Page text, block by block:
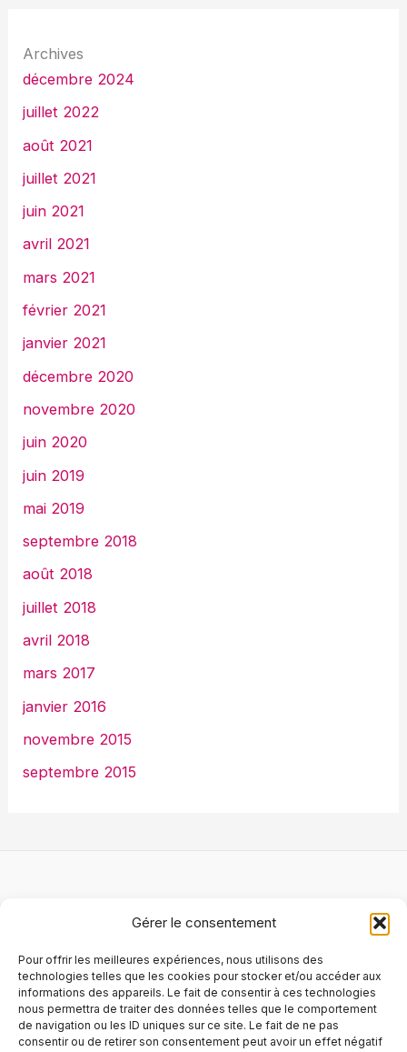
Gérer le consentement
Pour offrir les meilleures expériences, nous utilisons des
technologies telles que les cookies pour stocker et/ou accéder aux
informations des appareils. Le fait de consentir à ces technologies
nous permettra de traiter des données telles que le comportement
de navigation ou les ID uniques sur ce site. Le fait de ne pas
consentir ou de retirer son consentement peut avoir un effet négatif
Archives
décembre 2024
juillet 2022
août 2021
juillet 2021
juin 2021
avril 2021
mars 2021
février 2021
janvier 2021
décembre 2020
novembre 2020
juin 2020
juin 2019
mai 2019
septembre 2018
août 2018
juillet 2018
avril 2018
mars 2017
janvier 2016
novembre 2015
septembre 2015
Matériel
Services
Blog
À propos
Foire aux questions